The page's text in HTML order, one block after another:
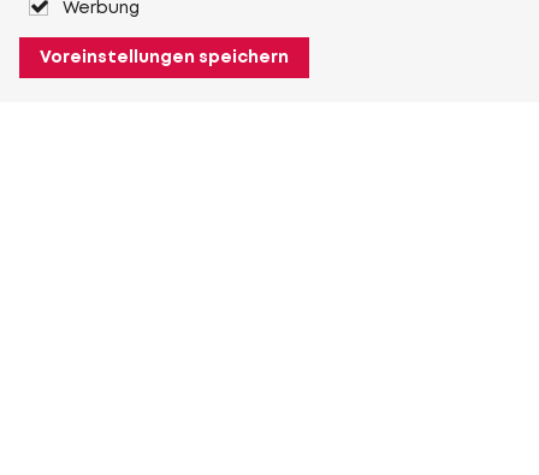
Werbung
Voreinstellungen speichern